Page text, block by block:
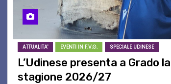
ATTUALITA' EVENTI IN F.V.G. SPECIALE UDINESE
L’Udinese presenta a Grado
stagione 2026/27